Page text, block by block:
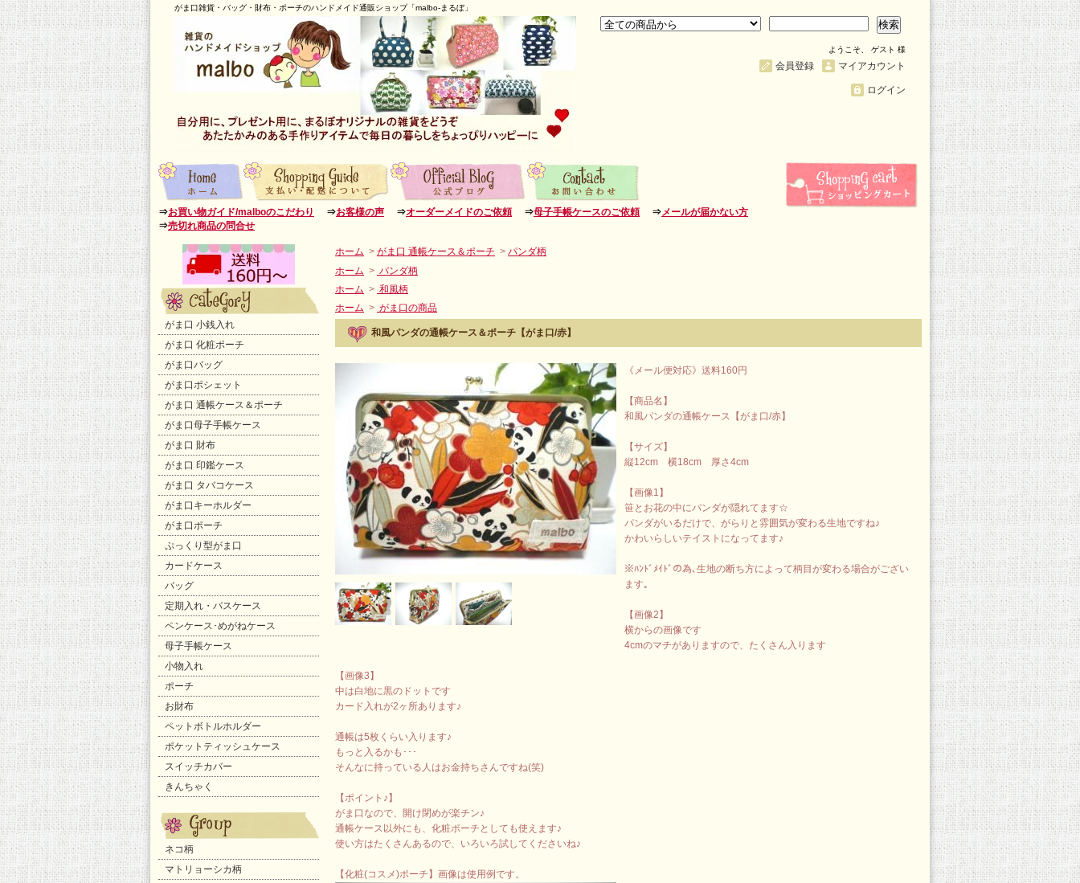
がま口雑貨・バッグ・財布・ポーチのハンドメイド通販ショップ「malbo-まるぼ」
検索
ようこそ、 ゲスト 様
マイアカウント
会員登録
ログイン
⇒お買い物ガイド/malboのこだわり ⇒お客様の声 ⇒オーダーメイドのご依頼 ⇒母子手帳ケースのご依頼 ⇒メールが届かない方
⇒売切れ商品の問合せ
がま口 小銭入れ
がま口 化粧ポーチ
がま口バッグ
がま口ポシェット
がま口 通帳ケース＆ポーチ
がま口母子手帳ケース
がま口 財布
がま口 印鑑ケース
がま口 タバコケース
がま口キーホルダー
がま口ポーチ
ぷっくり型がま口
カードケース
バッグ
定期入れ・パスケース
ペンケース･めがねケース
母子手帳ケース
小物入れ
ポーチ
お財布
ペットボトルホルダー
ポケットティッシュケース
スイッチカバー
きんちゃく
ネコ柄
マトリョーシカ柄
ホーム > がま口 通帳ケース＆ポーチ > パンダ柄
ホーム > パンダ柄
ホーム > 和風柄
ホーム > がま口の商品
和風パンダの通帳ケース＆ポーチ【がま口/赤】
《メール便対応》送料160円
【商品名】
和風パンダの通帳ケース【がま口/赤】
【サイズ】
縦12cm 横18cm 厚さ4cm
【画像1】
笹とお花の中にパンダが隠れてます☆
パンダがいるだけで、がらりと雰囲気が変わる生地ですね♪
かわいらしいテイストになってます♪
※ﾊﾝﾄﾞﾒｲﾄﾞの為､生地の断ち方によって柄目が変わる場合がござい
ます｡
【画像2】
横からの画像です
4cmのマチがありますので、たくさん入ります
【画像3】
中は白地に黒のドットです
カード入れが2ヶ所あります♪
通帳は5枚くらい入ります♪
もっと入るかも･･･
そんなに持っている人はお金持ちさんですね(笑)
【ポイント♪】
がま口なので、開け閉めが楽チン♪
通帳ケース以外にも、化粧ポーチとしても使えます♪
使い方はたくさんあるので、いろいろ試してくださいね♪
【化粧(コスメ)ポーチ】画像は使用例です。